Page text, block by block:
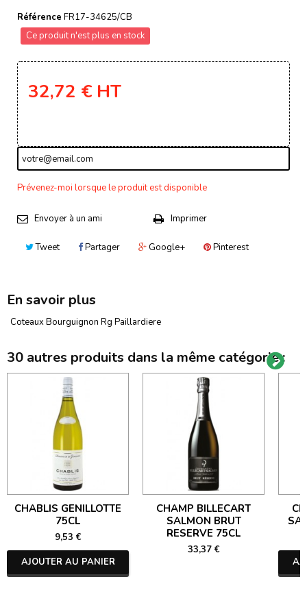
Référence FR17-34625/CB
Ce produit n'est plus en stock
32,72 € HT
Prévenez-moi lorsque le produit est disponible
Envoyer à un ami Imprimer
Tweet Partager Google+ Pinterest
En savoir plus
Coteaux Bourguignon Rg Paillardiere
30 autres produits dans la même catégorie :
CHABLIS GENILLOTTE
75CL
9,53 €
AJOUTER AU PANIER
CHAMP BILLECART
SALMON BRUT
RESERVE 75CL
33,37 €